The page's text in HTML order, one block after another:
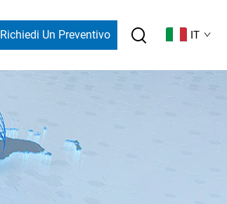
Richiedi Un Preventivo IT